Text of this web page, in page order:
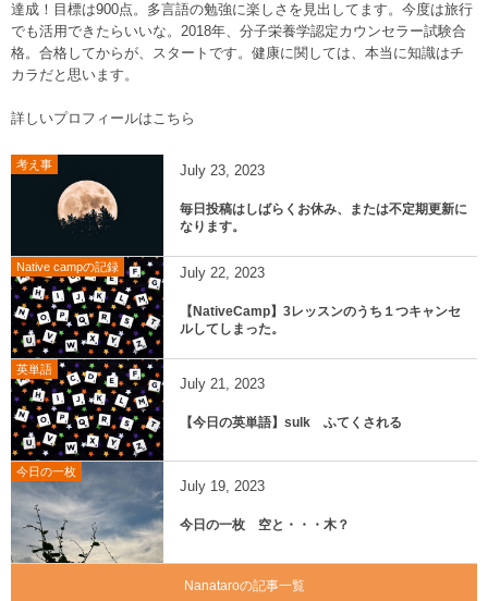
達成！目標は900点。多言語の勉強に楽しさを見出してます。今度は旅行
でも活用できたらいいな。2018年、分子栄養学認定カウンセラー試験合
格。合格してからが、スタートです。健康に関しては、本当に知識はチ
カラだと思います。
詳しいプロフィールはこちら
考え事 July 23, 2023
毎日投稿はしばらくお休み、または不定期更新に
なります。
Native campの記録 July 22, 2023
【NativeCamp】3レッスンのうち１つキャンセ
ルしてしまった。
英単語
July 21, 2023
【今日の英単語】sulk ふてくされる
今日の一枚
July 19, 2023
今日の一枚 空と・・・木？
Nanataroの記事一覧